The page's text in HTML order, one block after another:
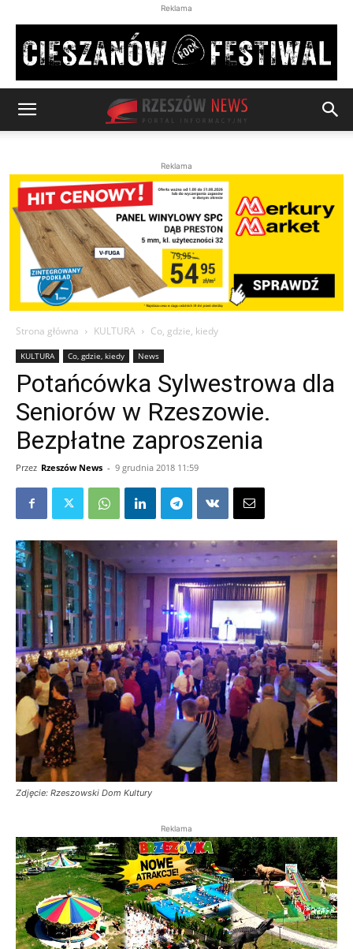
Reklama
Reklama
Strona główna KULTURA Co, gdzie, kiedy
KULTURA Co, gdzie, kiedy News
Potańcówka Sylwestrowa dla
Seniorów w Rzeszowie.
Bezpłatne zaproszenia
Przez Rzeszów News - 9 grudnia 2018 11:59
Zdjęcie: Rzeszowski Dom Kultury
Reklama